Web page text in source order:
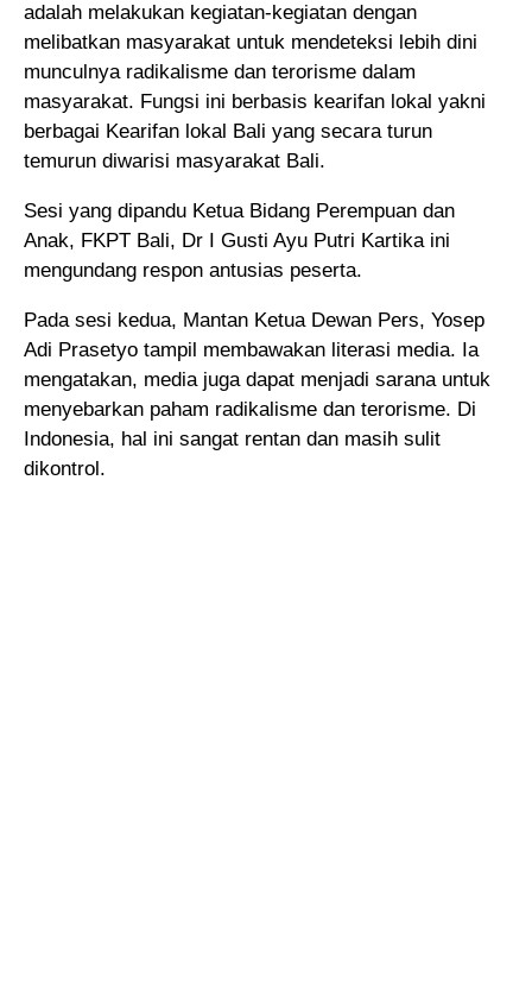
adalah melakukan kegiatan-kegiatan dengan
melibatkan masyarakat untuk mendeteksi lebih dini
munculnya radikalisme dan terorisme dalam
masyarakat. Fungsi ini berbasis kearifan lokal yakni
berbagai Kearifan lokal Bali yang secara turun
temurun diwarisi masyarakat Bali.
Sesi yang dipandu Ketua Bidang Perempuan dan
Anak, FKPT Bali, Dr I Gusti Ayu Putri Kartika ini
mengundang respon antusias peserta.
Pada sesi kedua, Mantan Ketua Dewan Pers, Yosep
Adi Prasetyo tampil membawakan literasi media. Ia
mengatakan, media juga dapat menjadi sarana untuk
menyebarkan paham radikalisme dan terorisme. Di
Indonesia, hal ini sangat rentan dan masih sulit
dikontrol.